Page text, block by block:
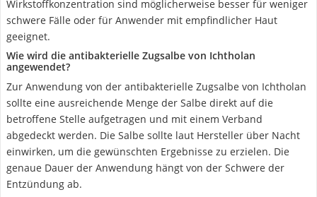
Wirkstoffkonzentration sind möglicherweise besser für weniger
schwere Fälle oder für Anwender mit empfindlicher Haut
geeignet.
Wie wird die antibakterielle Zugsalbe von Ichtholan
angewendet?
Zur Anwendung von der antibakterielle Zugsalbe von Ichtholan
sollte eine ausreichende Menge der Salbe direkt auf die
betroffene Stelle aufgetragen und mit einem Verband
abgedeckt werden. Die Salbe sollte laut Hersteller über Nacht
einwirken, um die gewünschten Ergebnisse zu erzielen. Die
genaue Dauer der Anwendung hängt von der Schwere der
Entzündung ab.